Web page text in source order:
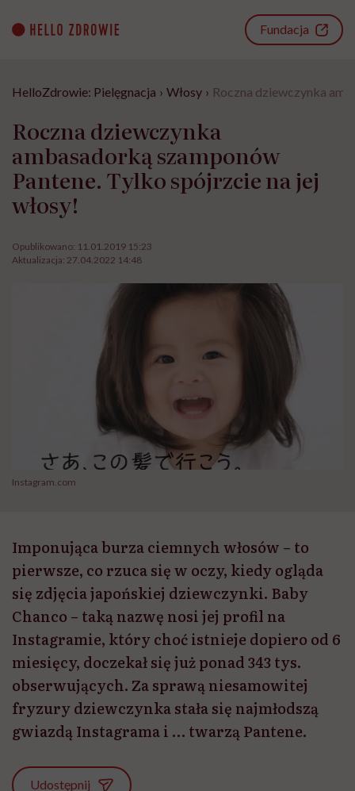
content
Fundacja
HelloZdrowie: Pielęgnacja › Włosy › Roczna dziewczynka
Roczna dziewczynka
ambasadorką szamponów
Pantene. Tylko spójrzcie na jej
włosy!
Opublikowano: 11.01.2019 15:23
Aktualizacja: 27.04.2022 14:48
Instagram.com
Imponująca burza ciemnych włosów – to
pierwsze, co rzuca się w oczy, kiedy ogląda
się zdjęcia japońskiej dziewczynki. Baby
Chanco – taką nazwę nosi jej profil na
Instagramie, który choć istnieje dopiero od 6
miesięcy, doczekał się już ponad 343 tys.
obserwujących. Za sprawą niesamowitej
fryzury dziewczynka stała się najmłodszą
gwiazdą Instagrama i … twarzą Pantene.
Udostępnij